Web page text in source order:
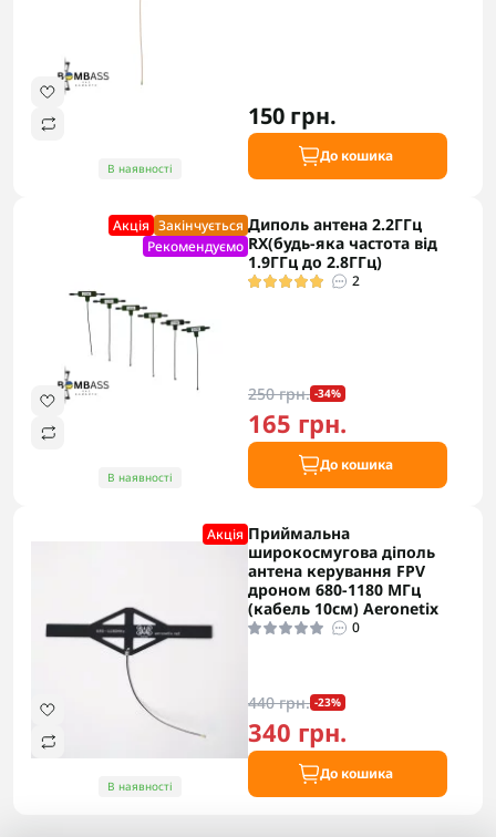
В наявності
150 грн.
До кошика
Акцiя Закінчується
Рекомендуємо
В наявності
Диполь антена 2.2ГГц
RX(будь-яка частота від
1.9ГГц до 2.8ГГц)
2
250 грн. -34%
165 грн.
До кошика
Акцiя
В наявності
Приймальна
широкосмугова діполь
антена керування FPV
дроном 680-1180 МГц
(кабель 10см) Aeronetix
0
440 грн. -23%
340 грн.
До кошика